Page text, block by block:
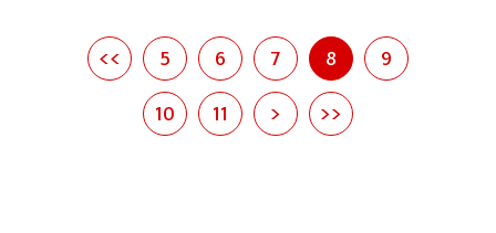
<< 5 6 7 8 9
10 11 > >>